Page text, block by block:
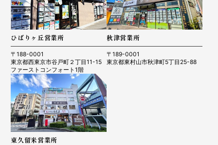
ひばりヶ丘営業所
〒188-0001
東京都西東京市谷戸町２丁目11-15
ファーストコンフォート1階
秋津営業所
〒189-0001
東京都東村山市秋津町5丁目25-88
東久留米営業所